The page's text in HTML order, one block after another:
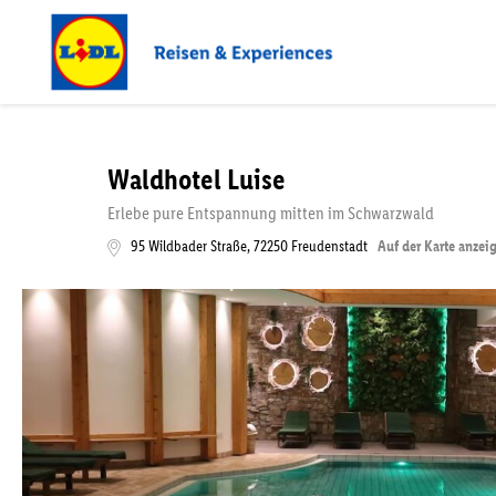
Waldhotel Luise
Erlebe pure Entspannung mitten im Schwarzwald
95 Wildbader Straße,72250 Freudenstadt Auf der Karte